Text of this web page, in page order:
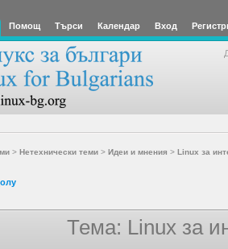
Помощ Търси Календар Вход
> Нетехнически теми> Идеи и мнения > Linux за
Тема: Linux за